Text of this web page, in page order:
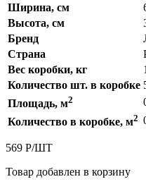
Ширина, см
Высота, см
Бренд
Страна
Вес коробки, кг
Количество шт. в коробке
Площадь, м2
Количество в коробке, м2
569 Р/ШТ
Товар добавлен в корзину